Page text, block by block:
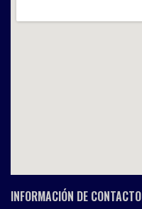
INFORMACIÓN DE CONTACTO